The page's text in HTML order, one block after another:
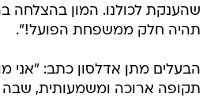
שהענקת לכולנו. המון בהצלחה
תהיה חלק ממשפחת הפועל!".
הבעלים מתן אדלסון כתב: "אני
תקופה ארוכה ומשמעותית, שבה